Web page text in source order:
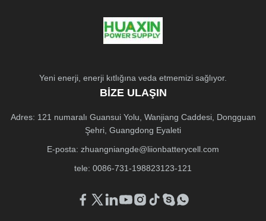
Yeni enerji, enerji kıtlığına veda etmemizi sağlıyor.
BIZE ULAŞIN
Adres: 121 numaralı Guansui Yolu, Wanjiang Caddesi, Dongguan
Şehri, Guangdong Eyaleti
E-posta: zhuangniangde@liionbatterycell.com
tele: 0086-731-198823123-121